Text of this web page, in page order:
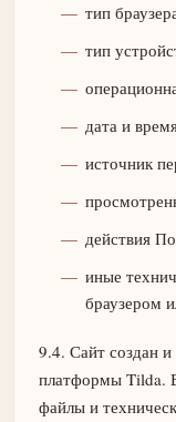
тип
тип
дата и
источник
действия
иные
браузером
9.4. Сайт создан
платформы Tilda.
файлы и